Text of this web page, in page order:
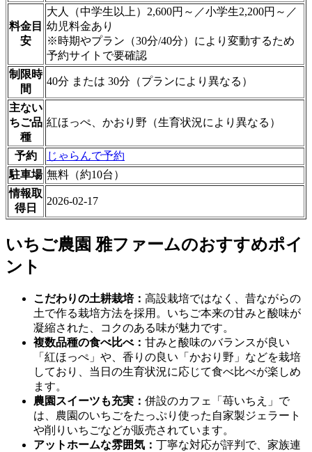
料金目
安
大人（中学生以上）2,600円～／小学生2,200円～／
幼児料金あり
※時期やプラン（30分/40分）により変動するため
予約サイトで要確認
制限時
間
40分 または 30分（プランにより異なる）
主ない
ちご品
種
紅ほっぺ、かおり野（生育状況により異なる）
予約
じゃらんで予約
駐車場 無料（約10台）
情報取
得日
2026-02-17
いちご農園 雅ファームのおすすめポイ
ント
こだわりの土耕栽培： 高設栽培ではなく、昔ながらの
土で作る栽培方法を採用。いちご本来の甘みと酸味が
凝縮された、コクのある味が魅力です。
複数品種の食べ比べ： 甘みと酸味のバランスが良い
「紅ほっぺ」や、香りの良い「かおり野」などを栽培
しており、当日の生育状況に応じて食べ比べが楽しめ
ます。
農園スイーツも充実： 併設のカフェ「苺いちえ」で
は、農園のいちごをたっぷり使った自家製ジェラート
や削りいちごなどが販売されています。
アットホームな雰囲気： 丁寧な対応が評判で、家族連